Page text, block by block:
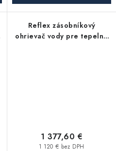
Reflex zásobníkový
ohrievač vody pre tepelné
1 120 € bez DPH
1 377,60 €